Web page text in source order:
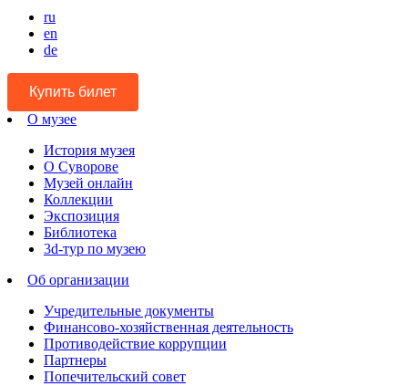
ru
en
de
Купить билет
О музее
История музея
О Суворове
Музей онлайн
Коллекции
Экспозиция
Библиотека
3d-тур по музею
Об организации
Учредительные документы
Финансово-хозяйственная деятельность
Противодействие коррупции
Партнеры
Попечительский совет